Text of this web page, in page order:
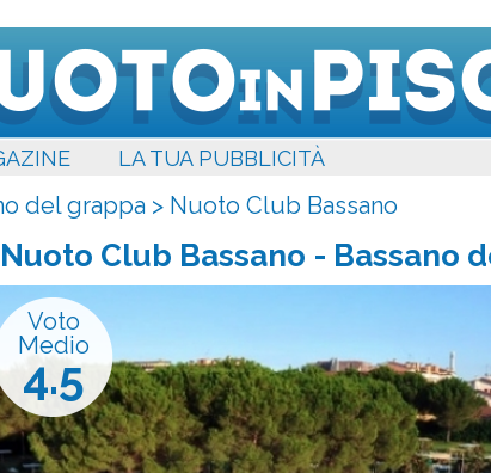
LA TUA PUBBLICITÀ
del grappa > Nuoto Club Bassano
Nuoto Club Bassano - Bassano
Voto
Medio
4.5